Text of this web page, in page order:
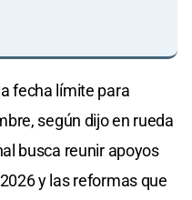
fecha límite para
según dijo en rueda
busca reunir apoyos
y las reformas que